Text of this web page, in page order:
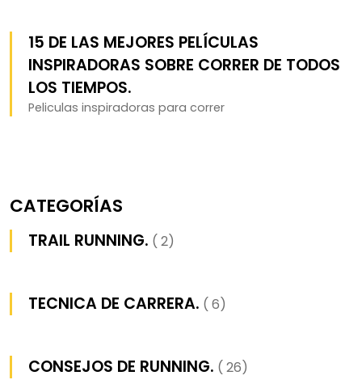
15 DE LAS MEJORES PELÍCULAS
INSPIRADORAS SOBRE CORRER DE TODOS
LOS TIEMPOS.
Peliculas inspiradoras para correr
CATEGORÍAS
TRAIL RUNNING. ( 2)
TECNICA DE CARRERA. ( 6)
CONSEJOS DE RUNNING. ( 26)